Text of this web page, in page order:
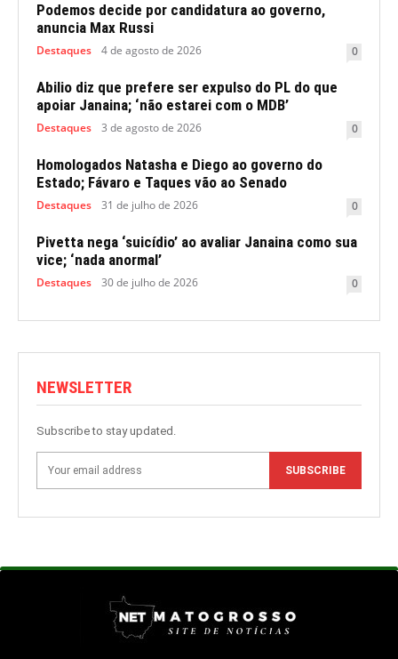
Podemos decide por candidatura ao governo,
anuncia Max Russi
Destaques 4 de agosto de 2026 0
Abilio diz que prefere ser expulso do PL do que
apoiar Janaina; ‘não estarei com o MDB’
Destaques 3 de agosto de 2026 0
Homologados Natasha e Diego ao governo do
Estado; Fávaro e Taques vão ao Senado
Destaques 31 de julho de 2026 0
Pivetta nega ‘suicídio’ ao avaliar Janaina como sua
vice; ‘nada anormal’
Destaques 30 de julho de 2026 0
NEWSLETTER
Subscribe to stay updated.
SUBSCRIBE